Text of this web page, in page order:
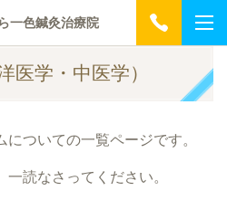
一色鍼灸治療院
医学・中医学）
ついての一覧ページです。
読なさってください。